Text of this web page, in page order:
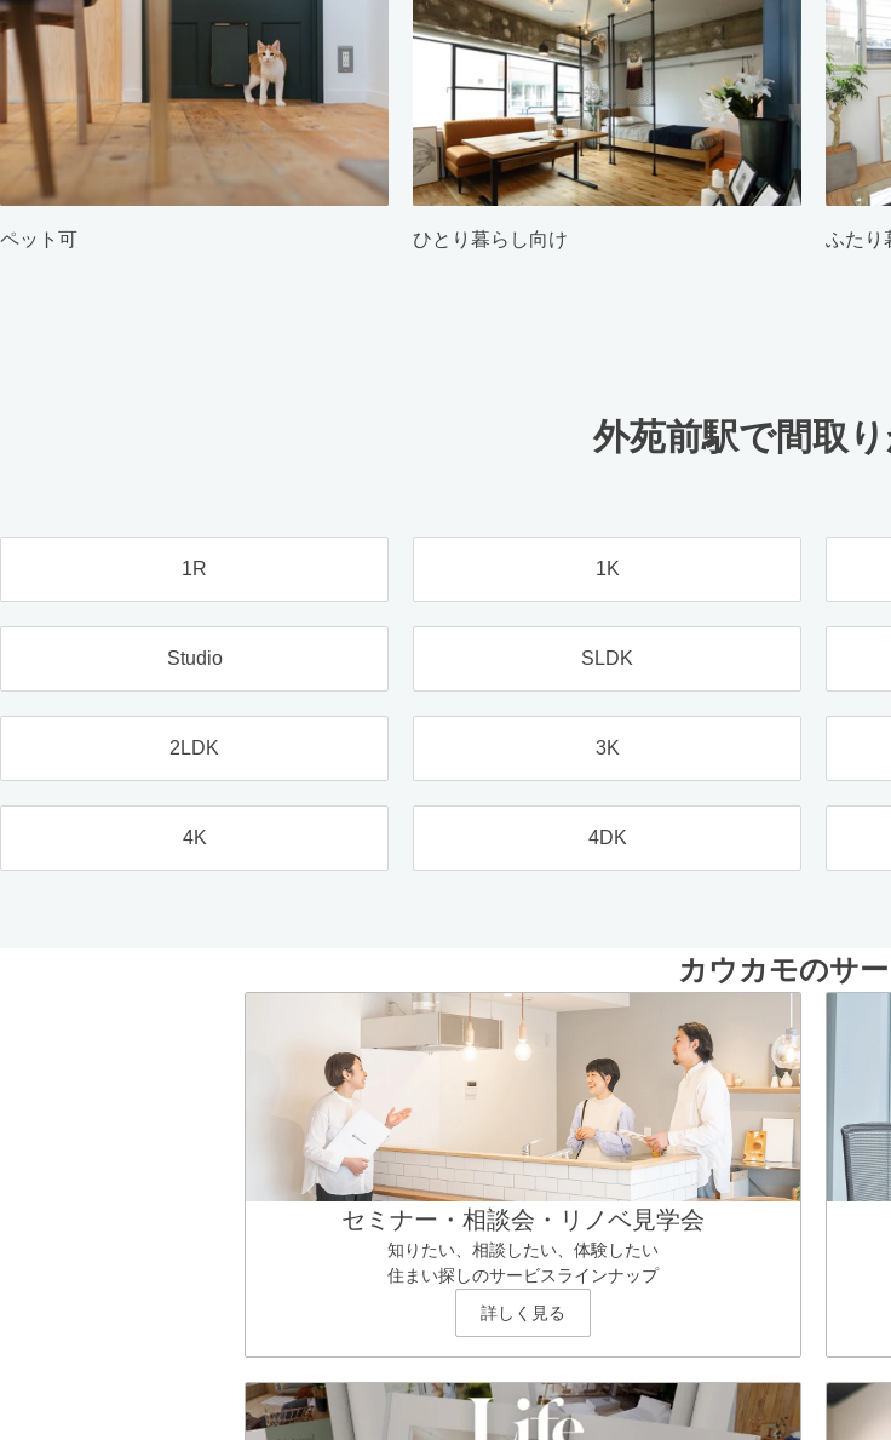
ペット可 ひとり暮らし向け ふたり
外苑前駅で間取
1R 1K
Studio SLDK
2LDK 3K
4K 4DK
カウカモのサ
セミナー・相談会・リノベ見学会
知りたい、相談したい、体験したい
住まい探しのサービスラインナップ
詳しく見る